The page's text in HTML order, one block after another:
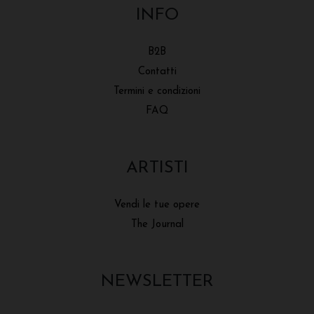
INFO
B2B
Contatti
Termini e condizioni
FAQ
ARTISTI
Vendi le tue opere
The Journal
NEWSLETTER